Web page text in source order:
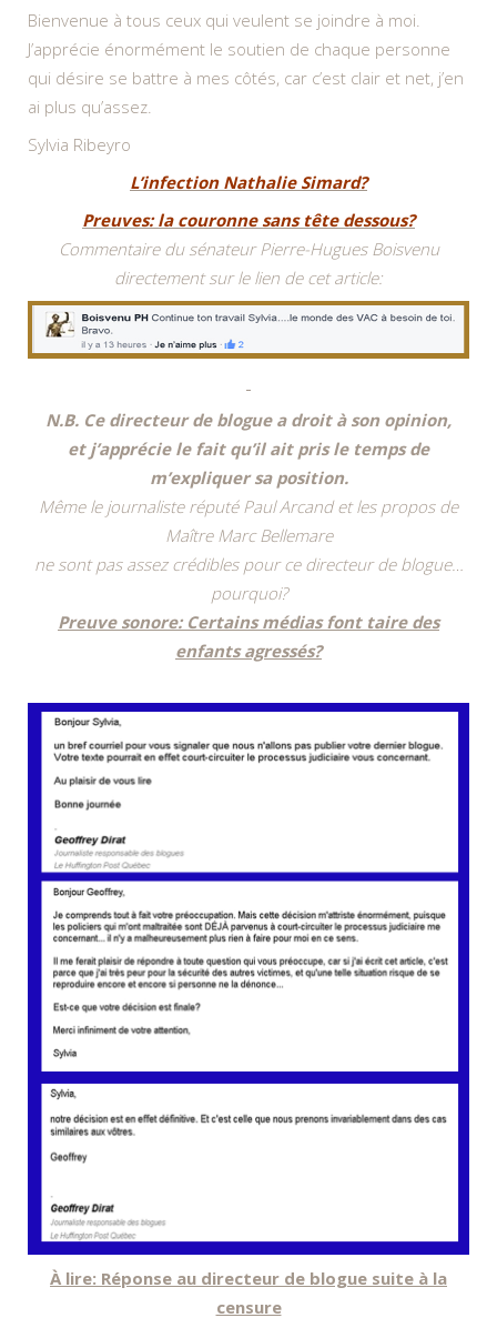
Bienvenue à tous ceux qui veulent se joindre à moi.
J’apprécie énormément le soutien de chaque personne
qui désire se battre à mes côtés, car c’est clair et net, j’en
ai plus qu’assez.
Sylvia Ribeyro
L’infection Nathalie Simard?
Preuves: la couronne sans tête dessous?
Commentaire du sénateur Pierre-Hugues Boisvenu
directement sur le lien de cet article:
N.B. Ce directeur de blogue a droit à son opinion,
et j’apprécie le fait qu’il ait pris le temps de
m’expliquer sa position.
Même le journaliste réputé Paul Arcand et les propos de
Maître Marc Bellemare
ne sont pas assez crédibles pour ce directeur de blogue…
pourquoi?
Preuve sonore: Certains médias font taire des
enfants agressés?
À lire: Réponse au directeur de blogue suite à la
censure